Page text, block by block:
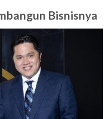
Bisnisnya